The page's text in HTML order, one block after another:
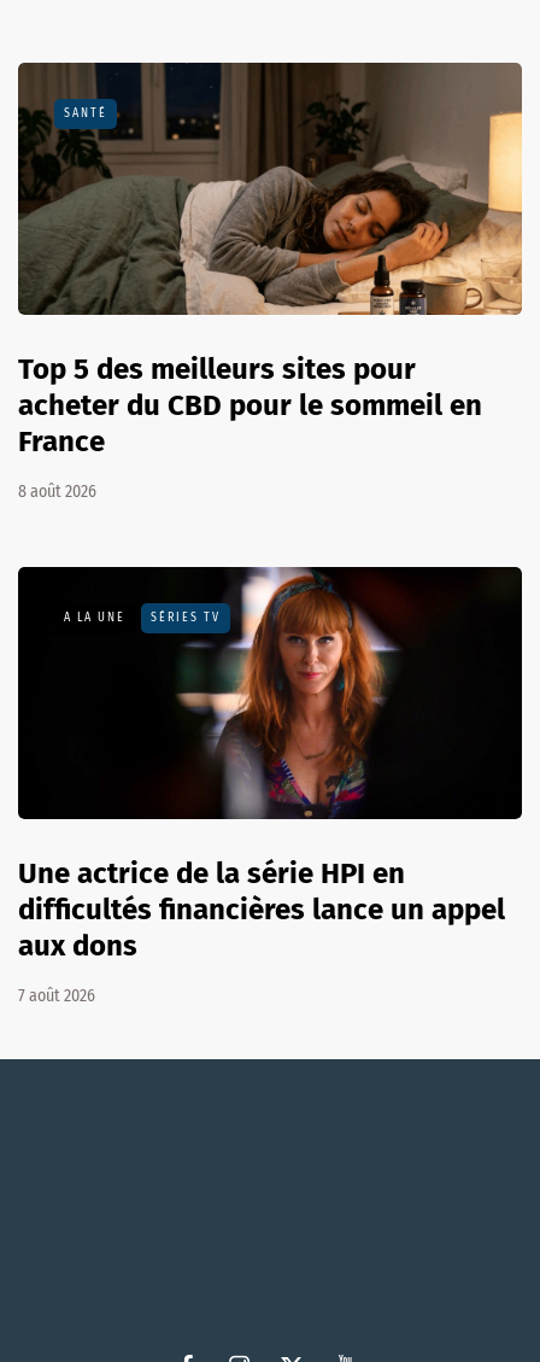
SANTÉ
Top 5 des meilleurs sites pour
acheter du CBD pour le sommeil en
France
8 août 2026
A LA UNE SÉRIES TV
Une actrice de la série HPI en
difficultés financières lance un appel
aux dons
7 août 2026